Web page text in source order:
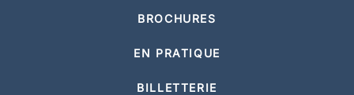
BROCHURES
EN PRATIQUE
BILLETTERIE